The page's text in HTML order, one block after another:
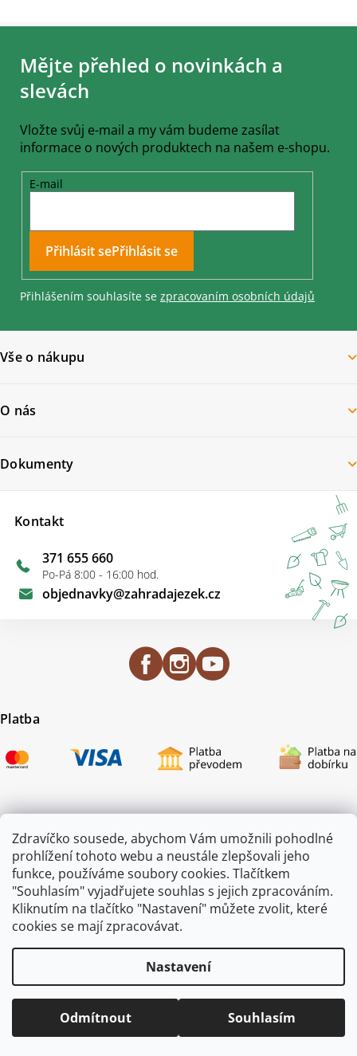
Zdravíčko sousede, abychom Vám umožnili pohodlné
prohlížení tohoto webu a neustále zlepšovali jeho
funkce, používáme soubory cookies. Tlačítkem
"Souhlasím" vyjadřujete souhlas s jejich zpracováním.
Kliknutím na tlačítko "Nastavení" můžete zvolit, které
cookies se mají zpracovávat.
Nastavení
Odmítnout Souhlasím
Z
Mějte přehled o novinkách a
slevách
Vložte svůj e-mail a my vám budeme zasílat
informace o nových produktech na našem e-shopu.
E-mail
Přihlásit se
Přihlášením souhlasíte se zpracovaním osobních údajů
Vše o nákupu
O nás
Kontakt
objednavky@zahradajezek.cz
371 655 660
Po-Pá 8:00 - 16:00 hod.
Dokumenty
Platba
Certifikace
|
Copyright 2026ZAHRADA JEŽEK. Všechna práva vyhrazena.